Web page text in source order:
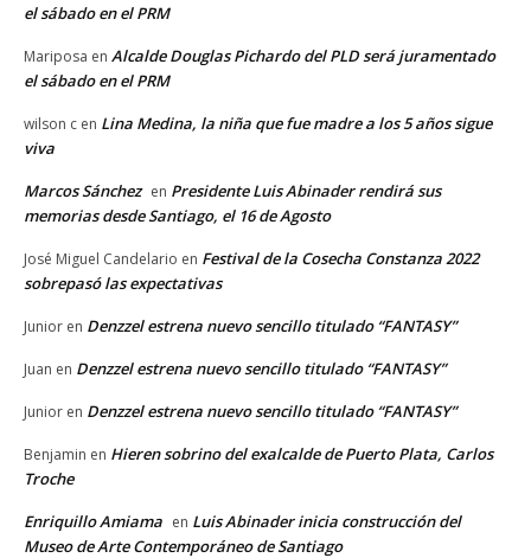
el sábado en el PRM
Mariposa en Alcalde Douglas Pichardo del PLD será juramentado
el sábado en el PRM
wilson c en Lina Medina, la niña que fue madre a los 5 años sigue
viva
Marcos Sánchez en Presidente Luis Abinader rendirá sus
memorias desde Santiago, el 16 de Agosto
José Miguel Candelario en Festival de la Cosecha Constanza 2022
sobrepasó las expectativas
Junior en Denzzel estrena nuevo sencillo titulado “FANTASY”
Juan en Denzzel estrena nuevo sencillo titulado “FANTASY”
Junior en Denzzel estrena nuevo sencillo titulado “FANTASY”
Benjamin en Hieren sobrino del exalcalde de Puerto Plata, Carlos
Troche
Enriquillo Amiama en Luis Abinader inicia construcción del
Museo de Arte Contemporáneo de Santiago